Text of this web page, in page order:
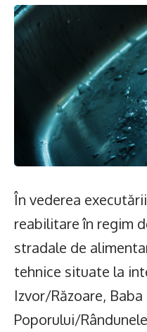
În vederea
reabilitare în regim
stradale de
tehnice situate la
Izvor/Răzoare,
Poporului/